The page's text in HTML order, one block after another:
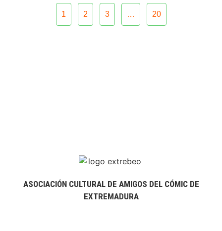
1 2 3 … 20
ASOCIACIÓN CULTURAL DE AMIGOS DEL CÓMIC DE
EXTREMADURA